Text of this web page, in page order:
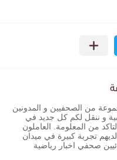
من الصحفيين و المدونين
و ننقل لكم كل جديد في
من المعلومة. العاملون
تجربة كبيرة في ميدان
صحفي اخبار رياضية